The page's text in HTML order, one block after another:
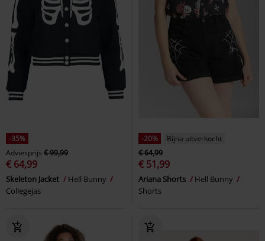
-35%
Adviesprijs € 99,99
€ 64,99
Skeleton Jacket
Hell Bunny
Collegejas
-20%
Bijna uitverkocht
€ 64,99
€ 51,99
Ariana Shorts
Hell Bunny
Shorts